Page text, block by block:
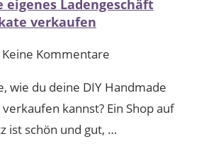
eigenes Ladengeschäft
verkaufen
Keine Kommentare
wie du deine DIY Handmade
kannst? Ein Shop auf
ist schön und gut, …